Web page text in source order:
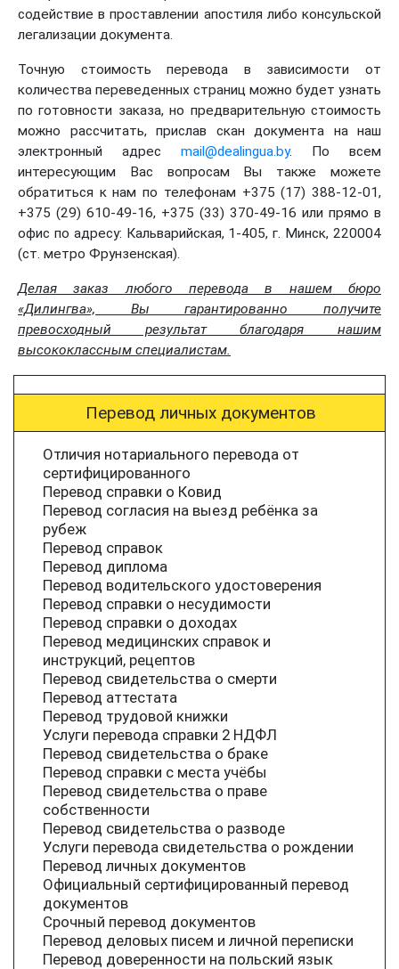
содействие в проставлении апостиля либо консульской
легализации документа.
Точную стоимость перевода в зависимости от
количества переведенных страниц можно будет узнать
по готовности заказа, но предварительную стоимость
можно рассчитать, прислав скан документа на наш
электронный адрес mail@dealingua.by. По всем
интересующим Вас вопросам Вы также можете
обратиться к нам по телефонам +375 (17) 388-12-01,
+375 (29) 610-49-16, +375 (33) 370-49-16 или прямо в
офис по адресу: Кальварийская, 1-405, г. Минск, 220004
(ст. метро Фрунзенская).
Делая заказ любого перевода в нашем бюро
«Дилингва», Вы гарантированно получите
превосходный результат благодаря нашим
высококлассным специалистам.
Перевод личных документов
Отличия нотариального перевода от
сертифицированного
Перевод справки о Ковид
Перевод согласия на выезд ребёнка за
рубеж
Перевод справок
Перевод диплома
Перевод водительского удостоверения
Перевод справки о несудимости
Перевод справки о доходах
Перевод медицинских справок и
инструкций, рецептов
Перевод свидетельства о смерти
Перевод аттестата
Перевод трудовой книжки
Услуги перевода справки 2 НДФЛ
Перевод свидетельства о браке
Перевод справки с места учёбы
Перевод свидетельства о праве
собственности
Перевод свидетельства о разводе
Услуги перевода свидетельства о рождении
Перевод личных документов
Официальный сертифицированный перевод
документов
Срочный перевод документов
Перевод деловых писем и личной переписки
Перевод доверенности на польский язык